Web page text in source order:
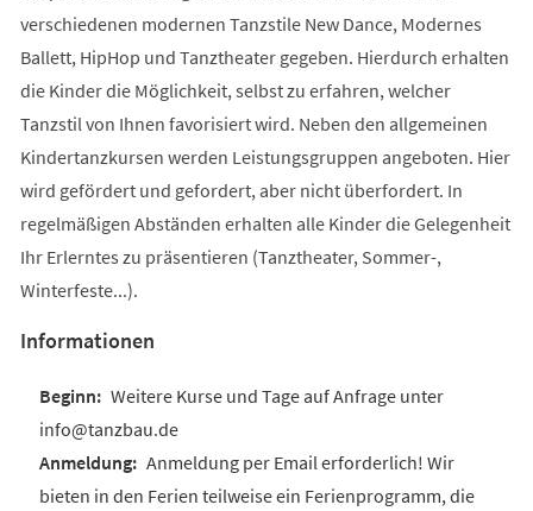
verschiedenen modernen Tanzstile New Dance, Modernes
Ballett, HipHop und Tanztheater gegeben. Hierdurch erhalten
die Kinder die Möglichkeit, selbst zu erfahren, welcher
Tanzstil von Ihnen favorisiert wird. Neben den allgemeinen
Kindertanzkursen werden Leistungsgruppen angeboten. Hier
wird gefördert und gefordert, aber nicht überfordert. In
regelmäßigen Abständen erhalten alle Kinder die Gelegenheit
Ihr Erlerntes zu präsentieren (Tanztheater, Sommer-,
Winterfeste...).
Informationen
Weitere Kurse und Tage auf Anfrage unter
info@tanzbau.de
Anmeldung per Email erforderlich! Wir
bieten in den Ferien teilweise ein Ferienprogramm, die